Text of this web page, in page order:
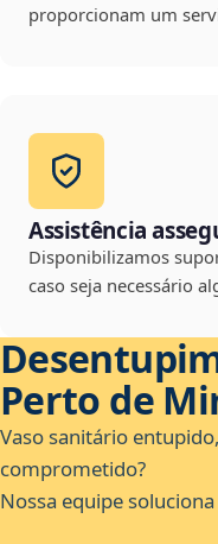
proporcionam um
Assistência
Disponibilizamos
caso seja necessário
Perto de
Vaso sanitário
comprometido?
Nossa equipe